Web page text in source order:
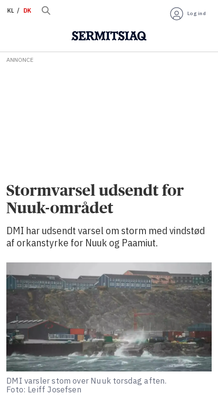
KL DK Log ind
ANNONCE
Stormvarsel udsendt for
Nuuk-området
DMI har udsendt varsel om storm med vindstød
af orkanstyrke for Nuuk og Paamiut.
DMI varsler stom over Nuuk torsdag aften.
Foto: Leiff Josefsen